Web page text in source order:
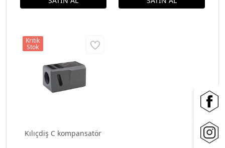
Kılıçdiş C kompansatör
Kritik
Stok